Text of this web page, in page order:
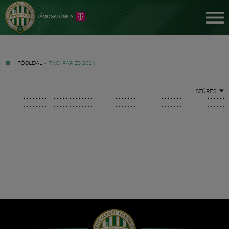
FŐOLDAL » TAG: PÁRIZS 2024
SZŰRÉS
Hírek